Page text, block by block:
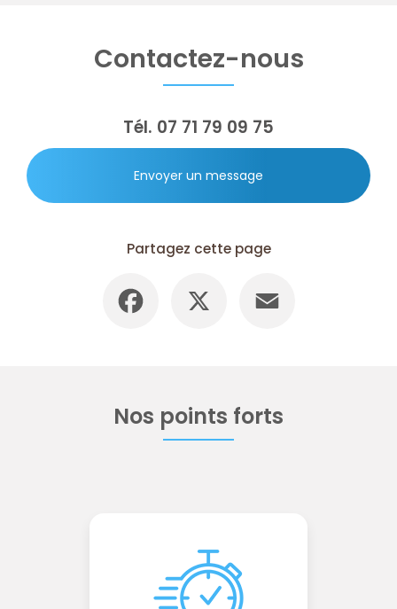
Contactez-nous
Tél. 07 71 79 09 75
Envoyer un message
Partagez cette page
Nos points forts